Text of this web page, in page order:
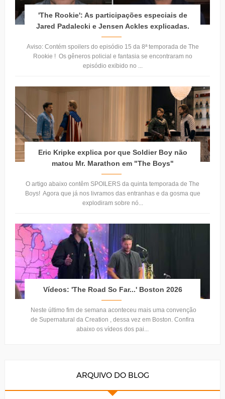
'The Rookie': As participações especiais de
Jared Padalecki e Jensen Ackles explicadas.
Aviso: Contém spoilers do episódio 15 da 8ª temporada de The
Rookie ! Os gêneros policial e fantasia se encontraram no
episódio exibido no ...
Eric Kripke explica por que Soldier Boy não
matou Mr. Marathon em "The Boys"
O artigo abaixo contêm SPOILERS da quinta temporada de The
Boys! Agora que já nos livramos das entranhas e da gosma que
explodiram sobre nó...
Vídeos: 'The Road So Far...' Boston 2026
Neste último fim de semana aconteceu mais uma convenção
de Supernatural da Creation , dessa vez em Boston. Confira
abaixo os vídeos dos pai...
ARQUIVO DO BLOG